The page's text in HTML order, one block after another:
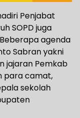
Penjabat
SOPD juga
agenda
Sabran yakni
jajaran Pemkab
para camat,
sekolah